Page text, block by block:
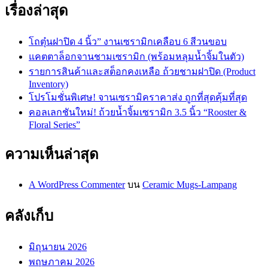
เรื่องล่าสุด
โถตุ๋นฝาปิด 4 นิ้ว” งานเซรามิกเคลือบ 6 สีวนขอบ
แคตตาล็อกจานชามเซรามิก (พร้อมหลุมน้ำจิ้มในตัว)
รายการสินค้าและสต็อกคงเหลือ ถ้วยชามฝาปิด (Product
Inventory)
โปรโมชั่นพิเศษ! จานเซรามิคราคาส่ง ถูกที่สุดคุ้มที่สุด
คอลเลกชันใหม่! ถ้วยน้ำจิ้มเซรามิก 3.5 นิ้ว “Rooster &
Floral Series”
ความเห็นล่าสุด
A WordPress Commenterบน Ceramic Mugs-Lampang
คลังเก็บ
มิถุนายน 2026
พฤษภาคม 2026